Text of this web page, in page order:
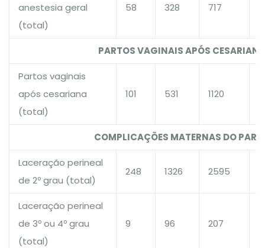
anestesia geral
(total)
58 328 717
PARTOS VAGINAIS APÓS CESARIANA
Partos vaginais
após cesariana
(total)
101 531 1120
COMPLICAÇÕES MATERNAS DO
Laceração perineal
de 2º grau (total)
248 1326 2595
Laceração perineal
de 3º ou 4º grau
(total)
9 96 207